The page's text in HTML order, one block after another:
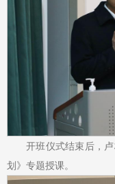
开班仪式结束后，
划》专题授课。